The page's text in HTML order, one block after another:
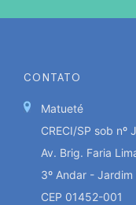
CONTATO
Matueté
CRECI/SP sob nº
Av. Brig. Faria
3º Andar - Jardim
CEP 01452-001